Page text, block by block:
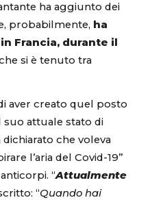
ha aggiunto dei
probabilmente, ha
Francia, durante il
si è tenuto tra
aver creato quel posto
suo attuale stato di
che voleva
l’aria del Covid-19”
“Attualmente
“Quando hai